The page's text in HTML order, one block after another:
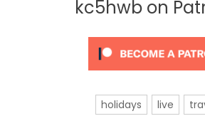
kc5hwb on
holidays live